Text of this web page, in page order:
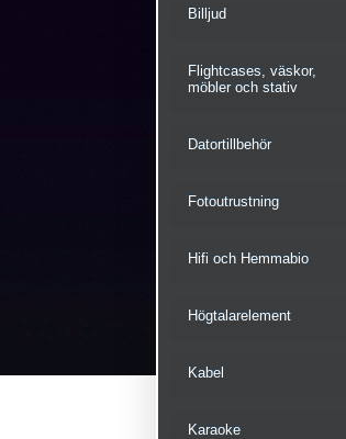
Billjud
Flightcases, väskor,
möbler och stativ
Datortillbehör
Fotoutrustning
Hifi och Hemmabio
Högtalarelement
Kabel
Karaoke